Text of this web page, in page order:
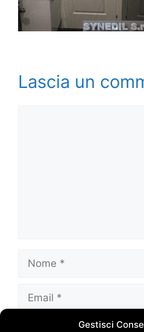
Gestisci
Lascia un
Nome
Email